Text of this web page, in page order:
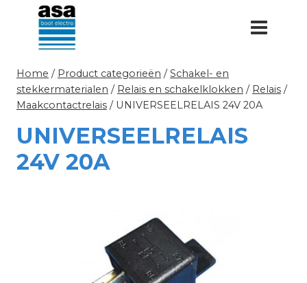
Doorgaan
inhoud
Home / Product categorieën / Schakel- en
stekkermaterialen / Relais en schakelklokken / Relais /
Maakcontactrelais / UNIVERSEELRELAIS 24V 20A
UNIVERSEELRELAIS
24V 20A